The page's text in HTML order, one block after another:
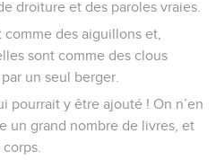
droiture et des paroles vraies.
comme des aiguillons et,
sont comme des clous
un seul berger.
pourrait y être ajouté ! On n’en
un grand nombre de livres, et